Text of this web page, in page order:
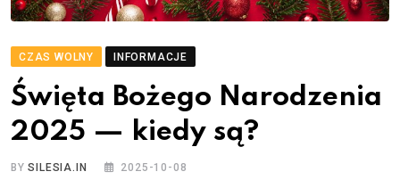
CZAS WOLNY INFORMACJE
Święta Bożego Narodzenia
2025 — kiedy są?
BYSILESIA.IN 2025-10-08